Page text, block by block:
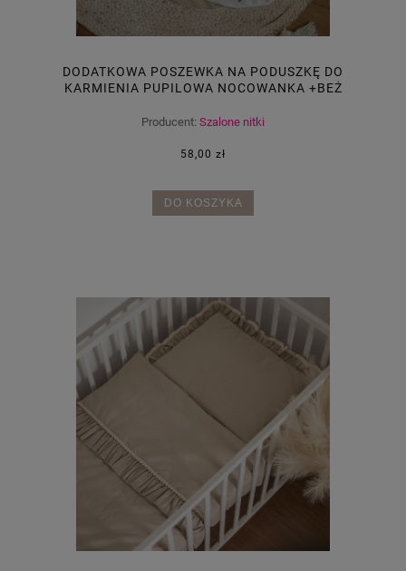
DODATKOWA POSZEWKA NA PODUSZKĘ DO
KARMIENIA PUPILOWA NOCOWANKA +BEŻ
Producent: Szalone nitki
58,00 zł
DO KOSZYKA